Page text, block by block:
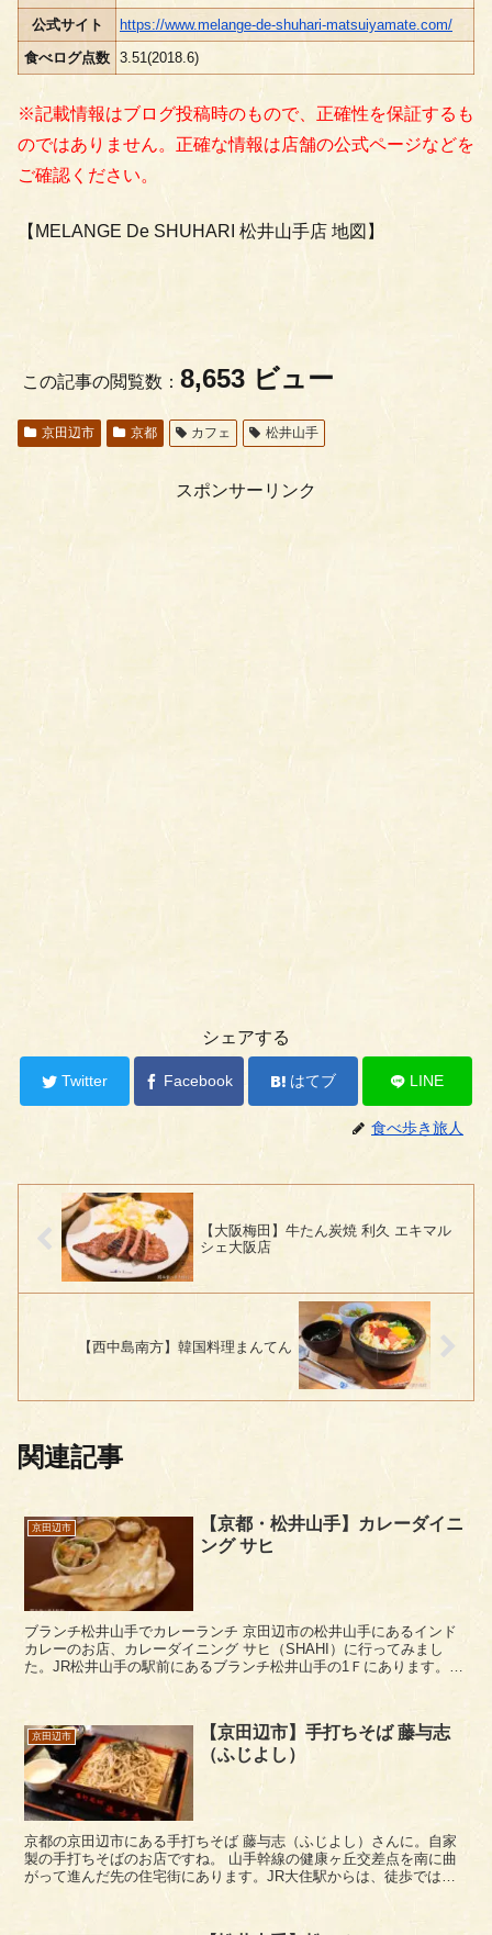
公式サイト
https://www.melange-de-shuhari-matsuiyamate.com/
食べログ点数 3.51(2018.6)
※記載情報はブログ投稿時のもので、正確性を保証するも
のではありません。正確な情報は店舗の公式ページなどを
ご確認ください。
【MELANGE De SHUHARI 松井山手店 地図】
この記事の閲覧数： 8,653 ビュー
京田辺市 京都 カフェ 松井山手
スポンサーリンク
シェアする
Twitter Facebook はてブ LINE
食べ歩き旅人
【大阪梅田】牛たん炭焼 利久 エキマル
シェ大阪店
【西中島南方】韓国料理まんてん
関連記事
京田辺市
【京都・松井山手】カレーダイニ
ング サヒ
ブランチ松井山手でカレーランチ 京田辺市の松井山手にあるインド
カレーのお店、カレーダイニング サヒ（SHAHI）に行ってみまし
た。JR松井山手の駅前にあるブランチ松井山手の1Ｆにあります。
京田辺市
【京田辺市】手打ちそば 藤与志
（ふじよし）
京都の京田辺市にある手打ちそば 藤与志（ふじよし）さんに。自家
製の手打ちそばのお店ですね。 山手幹線の健康ヶ丘交差点を南に曲
がって進んだ先の住宅街にあります。JR大住駅からは、徒歩では少